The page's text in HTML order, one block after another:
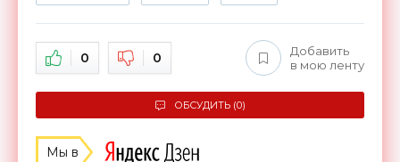
0 0
Добавить
в мою ленту
ОБСУДИТЬ (0)
Мы в